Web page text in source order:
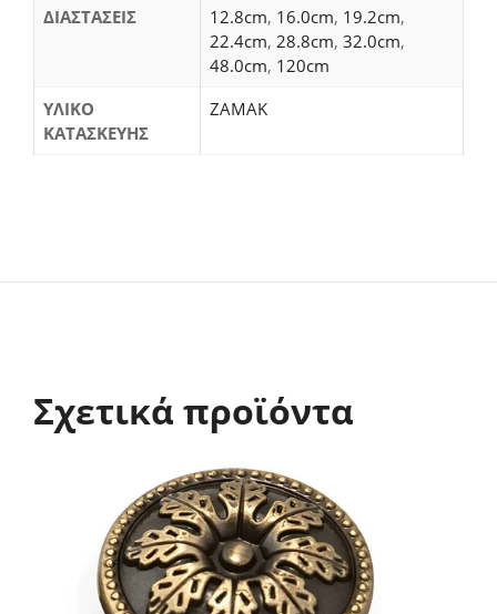
ΔΙΑΣΤΑΣΕΙΣ 12.8cm, 16.0cm, 19.2cm,
22.4cm, 28.8cm, 32.0cm,
48.0cm, 120cm
ΥΛΙΚΟ
ΚΑΤΑΣΚΕΥΗΣ
ΖΑΜΑΚ
Σχετικά προϊόντα